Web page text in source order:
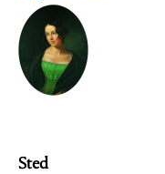
Image
Sted